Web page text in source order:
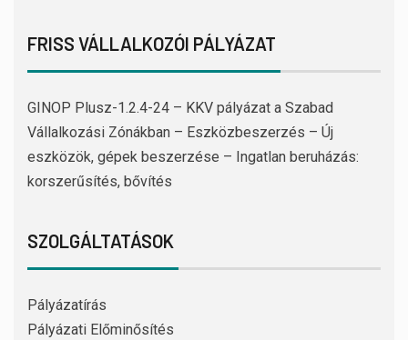
FRISS VÁLLALKOZÓI PÁLYÁZAT
GINOP Plusz-1.2.4-24 – KKV pályázat a Szabad
Vállalkozási Zónákban – Eszközbeszerzés – Új
eszközök, gépek beszerzése – Ingatlan beruházás:
korszerűsítés, bővítés
SZOLGÁLTATÁSOK
Pályázatírás
Pályázati Előminősítés